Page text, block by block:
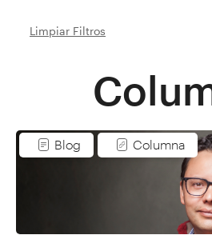
Limpiar Filtros
Blog Columna